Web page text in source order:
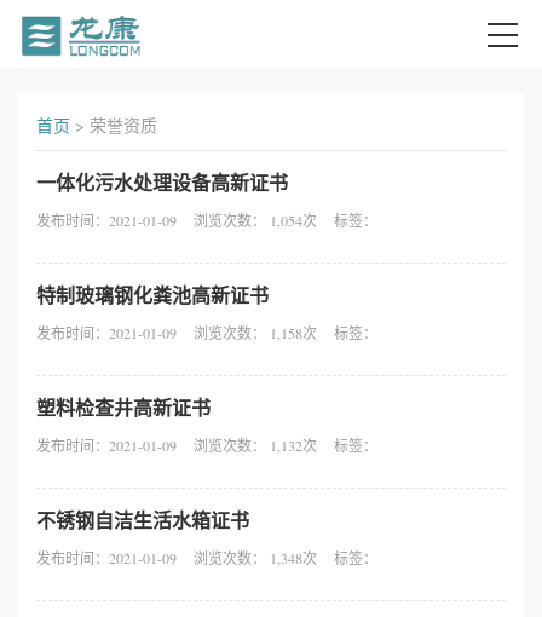
页
于
们
品
首页 > 荣誉资质
一体化污水处理设备高新证书
发布时间：2021-01-09 浏览次数： 1,054次 标签：
特制玻璃钢化粪池高新证书
发布时间：2021-01-09 浏览次数： 1,158次 标签：
塑料检查井高新证书
发布时间：2021-01-09 浏览次数： 1,132次 标签：
不锈钢自洁生活水箱证书
发布时间：2021-01-09 浏览次数： 1,348次 标签：